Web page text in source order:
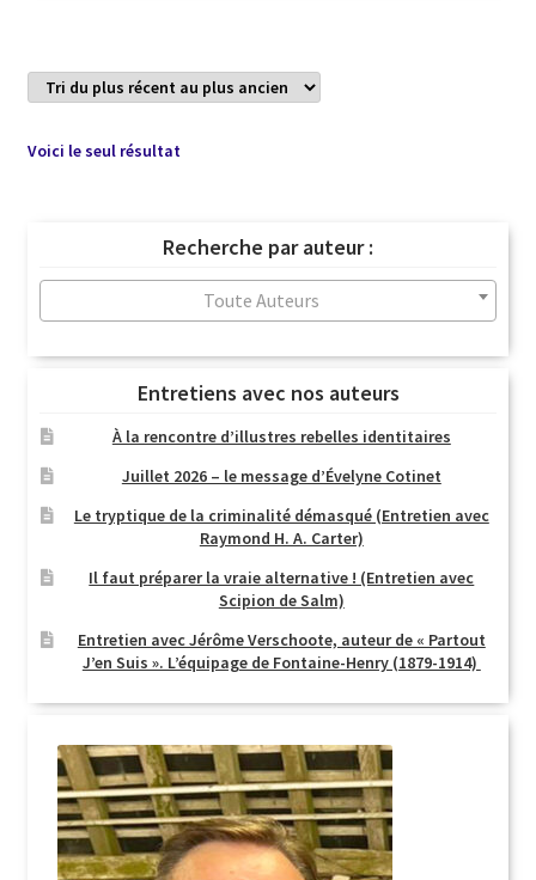
Voici le seul résultat
Recherche par auteur :
Toute Auteurs
Entretiens avec nos auteurs
À la rencontre d’illustres rebelles identitaires
Juillet 2026 – le message d’Évelyne Cotinet
Le tryptique de la criminalité démasqué (Entretien avec
Raymond H. A. Carter)
Il faut préparer la vraie alternative ! (Entretien avec
Scipion de Salm)
Entretien avec Jérôme Verschoote, auteur de « Partout
J’en Suis ». L’équipage de Fontaine-Henry (1879-1914)